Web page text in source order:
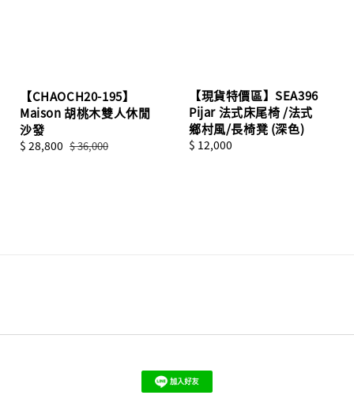
【CHAOCH20-195】
Maison 胡桃木雙人休閒
沙發
Sale
$ 28,800 Regular
$ 36,000
【現貨特價區】SEA396
Pijar 法式床尾椅 /法式
鄉村風/長椅凳 (深色)
Regular
$ 12,000